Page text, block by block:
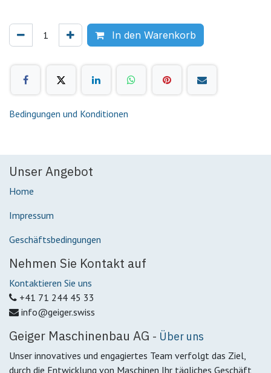
In den Warenkorb
Bedingungen und Konditionen
Unser Angebot
Home
Impressum
Geschäftsbedingungen
Nehmen Sie Kontakt auf
Kontaktieren Sie uns
+41 71 244 45 33
info@geiger.swiss
Geiger Maschinenbau AG - Über uns
Unser innovatives und engagiertes Team verfolgt das Ziel,
durch die Entwicklung von Maschinen Ihr tägliches Geschäft